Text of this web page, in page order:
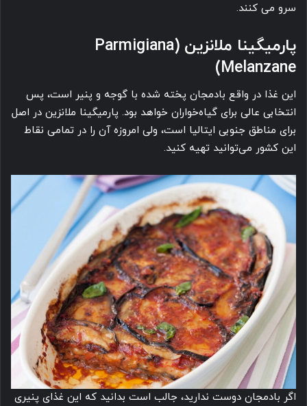
سرو می کنند.
پارمیگینا ملانزین (Parmigiana
Melanzane)
این غذا در واقع بادمجان پخته شده با گوجه و پنیر است، پس
انتخابی عالی برای گیاه‌خواران خواهد بود. پارمیگینا ملانزین در اصل
برای مناطق جنوبی ایتالیا است، ولی امروزه آن را در تمامی نقاط
این کشور می‌توانید تهیه کنید.
اگر بادمجان دوست ندارید، جالب است بدانید که این غذای پنیری